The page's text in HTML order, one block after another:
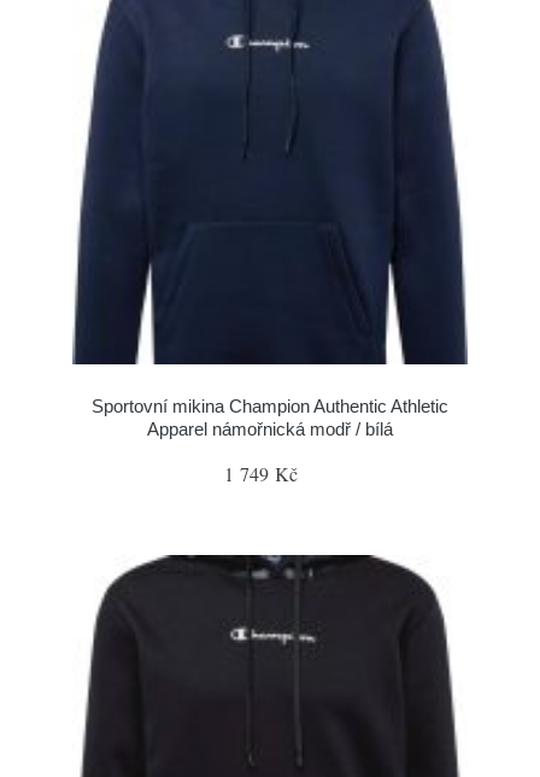
Sportovní mikina Champion Authentic Athletic
Apparel námořnická modř / bílá
1 749 Kč